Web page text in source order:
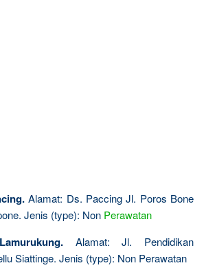
Alamat: Ds. Paccing Jl. Poros Bone
Jenis (type): Non Perawatan
Alamat: Jl. Pendidikan
Siattinge. Jenis (type): Non Perawatan